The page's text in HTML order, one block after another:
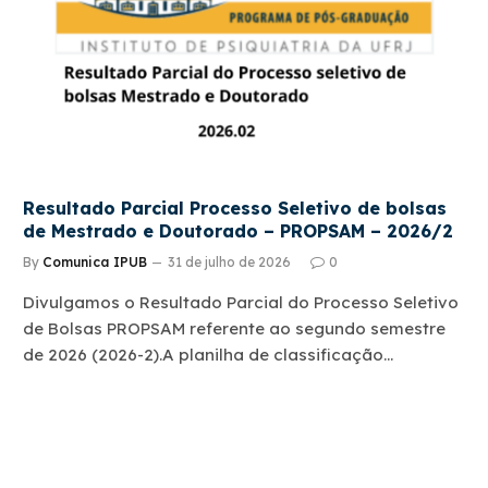
Resultado Parcial Processo Seletivo de bolsas
de Mestrado e Doutorado – PROPSAM – 2026/2
By Comunica IPUB 31 de julho de 2026 0
Divulgamos o Resultado Parcial do Processo Seletivo
de Bolsas PROPSAM referente ao segundo semestre
de 2026 (2026-2).A planilha de classificação…